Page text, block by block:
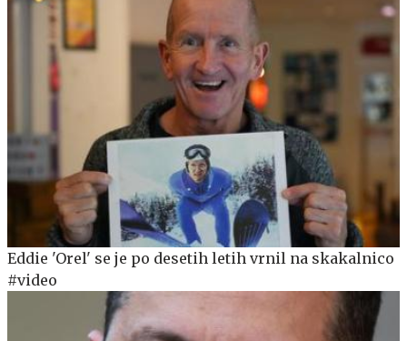
Eddie 'Orel' se je po desetih letih vrnil na skakalnico
#video